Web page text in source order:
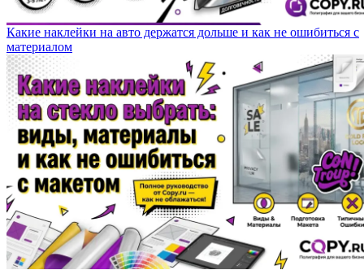
Какие наклейки на авто держатся дольше и как не ошибиться с
материалом